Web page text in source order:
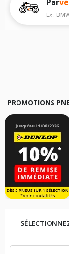
Nous
dimensions
Pour cela, veuillez
Par
Ex :
PROMOTIONS